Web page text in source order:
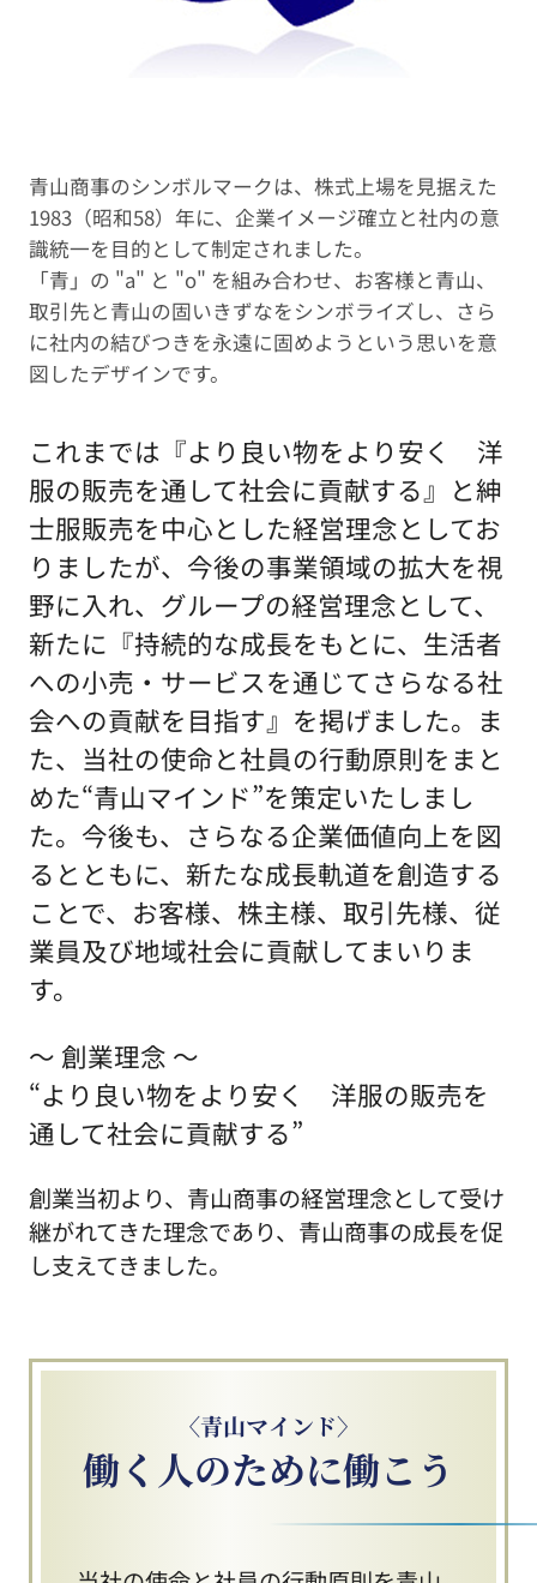
青山商事のシンボルマークは、株式上場を見据えた
1983（昭和58）年に、企業イメージ確立と社内の意
識統一を目的として制定されました。
「青」の "a" と "o" を組み合わせ、お客様と青山、
取引先と青山の固いきずなをシンボライズし、さら
に社内の結びつきを永遠に固めようという思いを意
図したデザインです。
これまでは『より良い物をより安く 洋
服の販売を通して社会に貢献する』と紳
士服販売を中心とした経営理念としてお
りましたが、今後の事業領域の拡大を視
野に入れ、グループの経営理念として、
新たに『持続的な成長をもとに、生活者
への小売・サービスを通じてさらなる社
会への貢献を目指す』を掲げました。ま
た、当社の使命と社員の行動原則をまと
めた“青山マインド”を策定いたしまし
た。今後も、さらなる企業価値向上を図
るとともに、新たな成長軌道を創造する
ことで、お客様、株主様、取引先様、従
業員及び地域社会に貢献してまいりま
す。
～ 創業理念 ～
“より良い物をより安く 洋服の販売を
通して社会に貢献する”
創業当初より、青山商事の経営理念として受け
継がれてきた理念であり、青山商事の成長を促
し支えてきました。
〈青山マインド〉
働く人のために働こう